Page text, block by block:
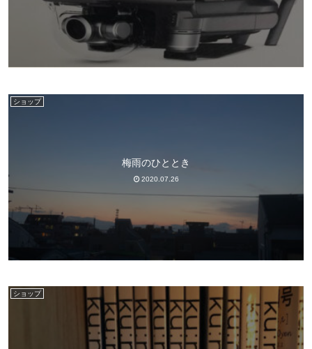
ショップ
梅雨のひととき
2020.07.26
ショップ